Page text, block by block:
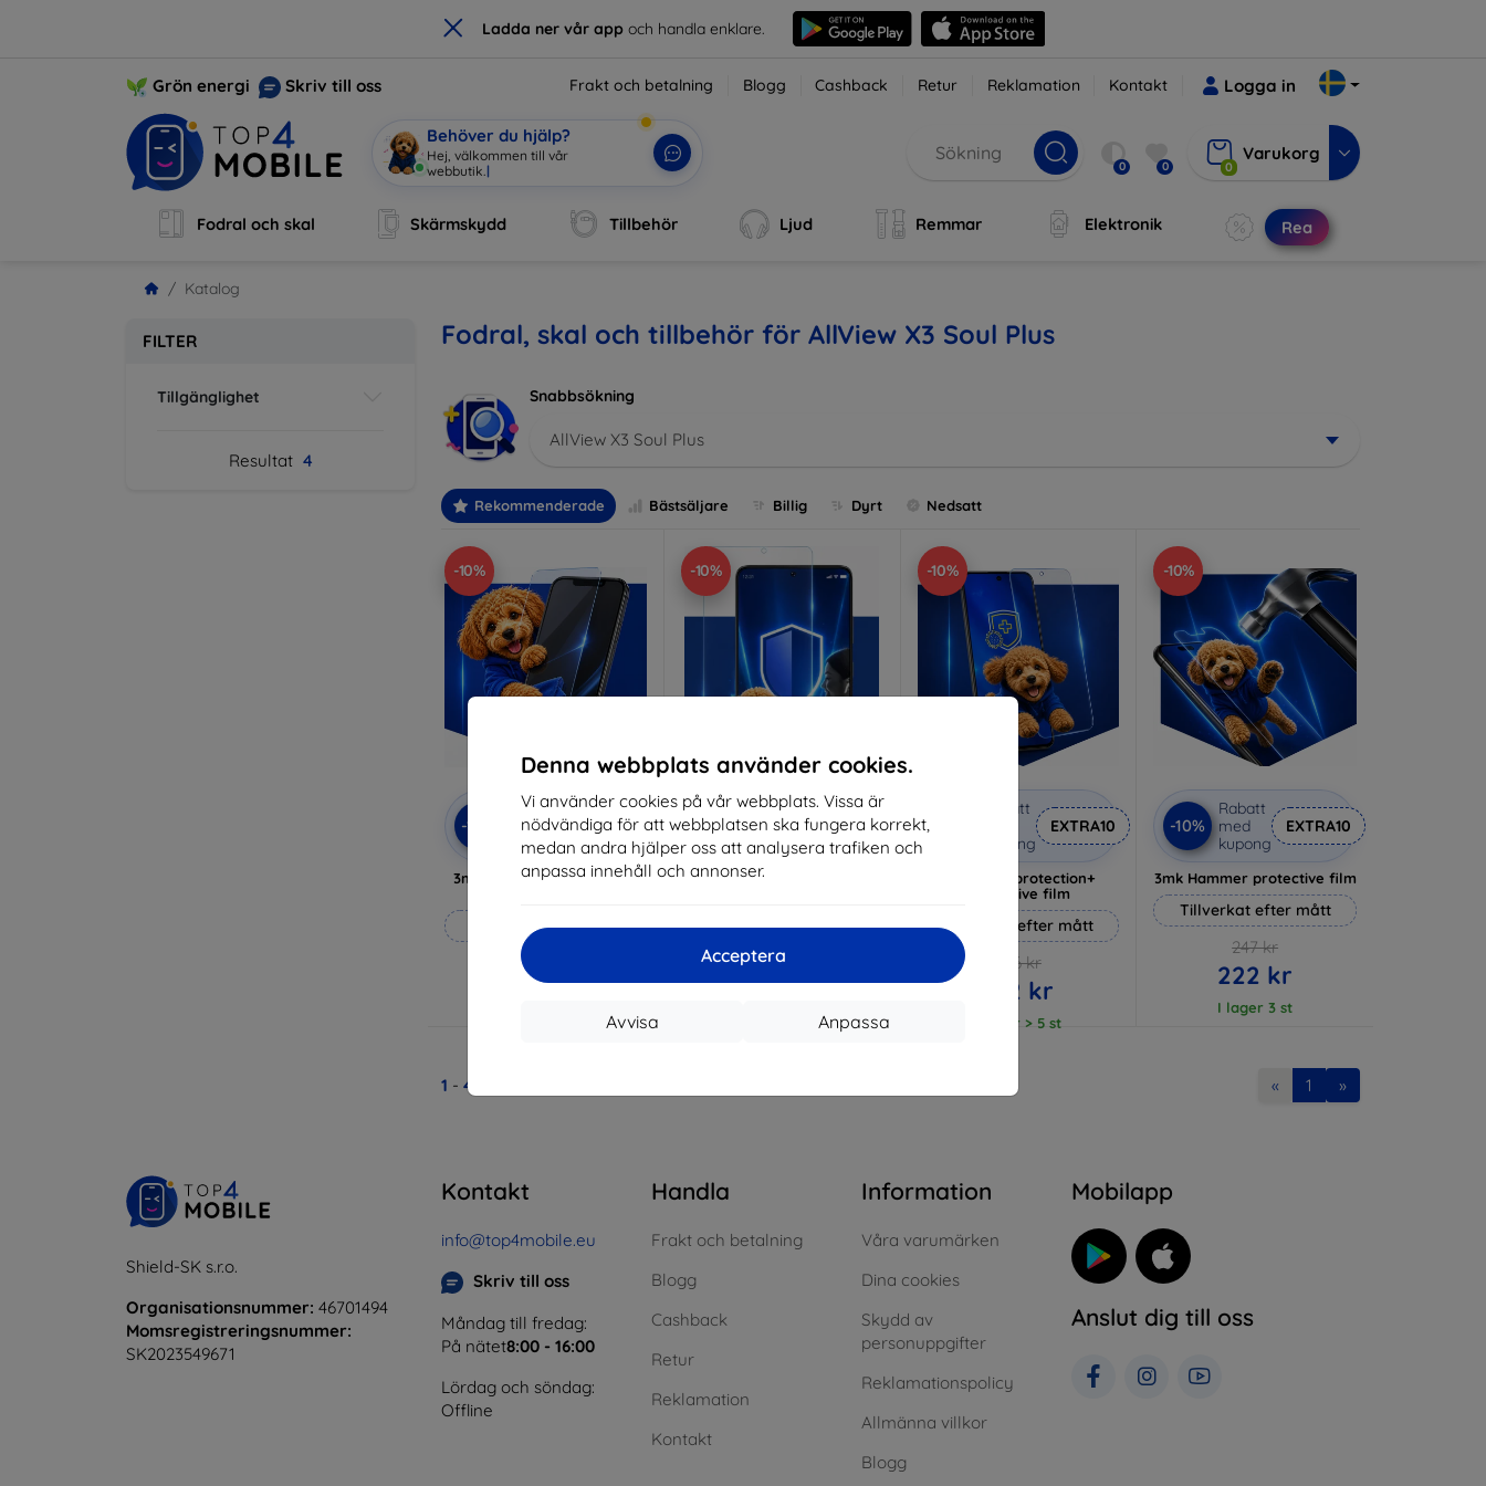
× Ladda ner vår app och handla enklare.
Denna webbplats använder cookies.
Vi använder cookies på vår webbplats. Vissa är
nödvändiga för att webbplatsen ska fungera korrekt,
medan andra hjälper oss att analysera trafiken och
anpassa innehåll och annonser.
Acceptera
Anpassa
Avvisa
Grön energi Skriv till oss Frakt och betalning Blogg Cashback Retur Reklamation Kontakt Logga in
Behöver du hjälp?
Hej, välkommen till vår
webbutik. | 0 0 0
Varukorg
Fodral och skal Skärmskydd Tillbehör Ljud Remmar Elektronik Rea
Katalog
FILTER
Tillgänglighet
Resultat 4
Fodral, skal och tillbehör för AllView X3 Soul Plus
Snabbsökning
AllView X3 Soul Plus
Rekommenderade Bästsäljare Billig Dyrt Nedsatt
-10%
-10%
Rabatt
med
kupong
EXTRA10
3mk Anti-Shock protective
Tillverkat efter mått
214 kr
193 kr
-10%
-10%
Rabatt
med
kupong
EXTRA10
3mk Pure Matt protective
Tillverkat efter mått
170 kr
153 kr
I lager > 5 st
-10%
Rabatt
kupong
EXTRA10
3mk Silverprotection+
protective film
Tillverkat efter mått
236 kr
212 kr
I lager > 5 st
-10%
-10%
Rabatt
med
kupong
EXTRA10
3mk Hammer protective film
Tillverkat efter mått
247 kr
222 kr
I lager 3 st
1 - 4 « 1 »
Shield-SK s.r.o.
Organisationsnummer: 46701494
Momsregistreringsnummer:
SK2023549671
Kontakt
info@top4mobile.eu
Skriv till oss
Måndag till fredag:
På nätet8:00 - 16:00
Lördag och söndag:
Offline
Handla
Frakt och betalning
Blogg
Cashback
Retur
Reklamation
Kontakt
Information
Våra varumärken
Dina cookies
Skydd av
personuppgifter
Reklamationspolicy
Allmänna villkor
Blogg
Mobilapp
Anslut dig till oss